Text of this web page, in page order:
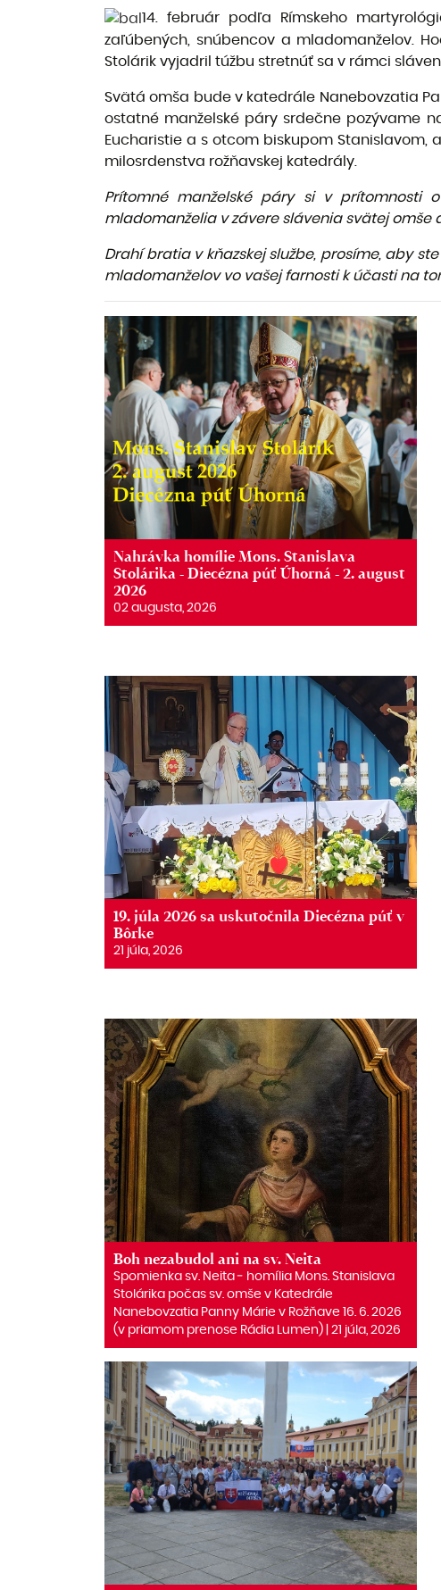
14. február podľa Rímskeho
zaľúbených, snúbencov a mladomanželov.
Stolárik vyjadril túžbu stretnúť sa v rámci
Svätá omša bude v katedrále Nanebovzatia
ostatné manželské páry srdečne pozývame
Eucharistie a s otcom biskupom Stanislavom,
milosrdenstva rožňavskej katedrály.
Prítomné manželské páry si v prítomnosti
mladomanželia v závere slávenia svätej omše
Drahí bratia v kňazskej službe, prosíme, aby
mladomanželov vo vašej farnosti k účasti na
Nahrávka homílie Mons. Stanislava
Stolárika - Diecézna púť Úhorná - 2. august
2026
02 augusta, 2026
19. júla 2026 sa uskutočnila Diecézna púť v
Bôrke
21 júla, 2026
Boh nezabudol ani na sv. Neita
Spomienka sv. Neita ‒ homília Mons. Stanislava
Stolárika počas sv. omše v Katedrále
Nanebovzatia Panny Márie v Rožňave 16. 6. 2026
(v priamom prenose Rádia Lumen) | 21 júla, 2026